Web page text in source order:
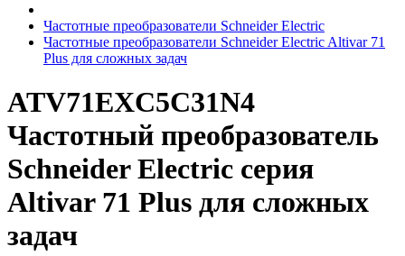
Частотные преобразователи Schneider Electric
Частотные преобразователи Schneider Electric Altivar 71
Plus для сложных задач
ATV71EXC5C31N4
Частотный преобразователь
Schneider Electric серия
Altivar 71 Plus для сложных
задач